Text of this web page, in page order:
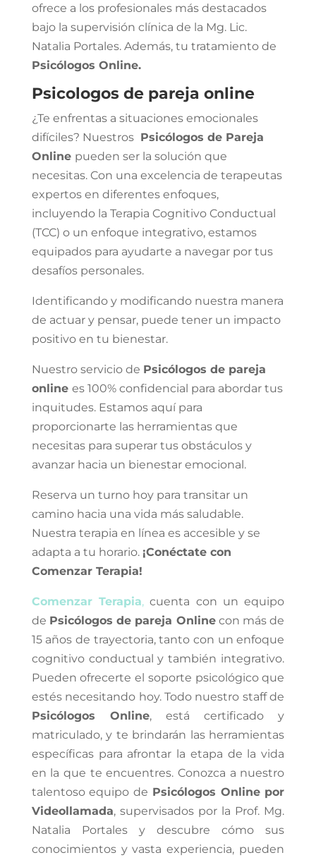
ofrece a los profesionales más destacados
bajo la supervisión clínica de la Mg. Lic.
Natalia Portales. Además, tu tratamiento de
Psicólogos Online.
Psicologos de pareja online
¿Te enfrentas a situaciones emocionales
difíciles? Nuestros Psicólogos de Pareja
Online pueden ser la solución que
necesitas. Con una excelencia de terapeutas
expertos en diferentes enfoques,
incluyendo la Terapia Cognitivo Conductual
(TCC) o un enfoque integrativo, estamos
equipados para ayudarte a navegar por tus
desafíos personales.
Identificando y modificando nuestra manera
de actuar y pensar, puede tener un impacto
positivo en tu bienestar.
Nuestro servicio de Psicólogos de pareja
online es 100% confidencial para abordar tus
inquitudes. Estamos aquí para
proporcionarte las herramientas que
necesitas para superar tus obstáculos y
avanzar hacia un bienestar emocional.
Reserva un turno hoy para transitar un
camino hacia una vida más saludable.
Nuestra terapia en línea es accesible y se
adapta a tu horario. ¡Conéctate con
Comenzar Terapia!
Comenzar Terapia, cuenta con un equipo
de Psicólogos de pareja Onlinecon más de
15 años de trayectoria, tanto con un enfoque
cognitivo conductual y también integrativo.
Pueden ofrecerte el soporte psicológico que
estés necesitando hoy. Todo nuestro staff de
Psicólogos Online, está certificado y
matriculado, y te brindarán las herramientas
específicas para afrontar la etapa de la vida
en la que te encuentres. Conozca a nuestro
talentoso equipo de Psicólogos Online por
Videollamada, supervisados por la Prof. Mg.
Natalia Portales y descubre cómo sus
conocimientos y vasta experiencia, pueden